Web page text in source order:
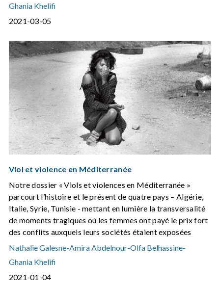
Ghania Khelifi
2021-03-05
Viol et violence en Méditerranée
Notre dossier « Viols et violences en Méditerranée »
parcourt l’histoire et le présent de quatre pays – Algérie,
Italie, Syrie, Tunisie - mettant en lumière la transversalité
de moments tragiques où les femmes ont payé le prix fort
des conflits auxquels leurs sociétés étaient exposées
Nathalie Galesne-Amira Abdelnour-Olfa Belhassine-
Ghania Khelifi
2021-01-04